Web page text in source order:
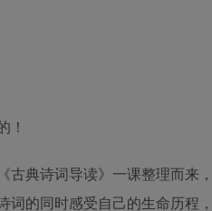
！
古典诗词导读》一课整理而
的同时感受自己的生命历程